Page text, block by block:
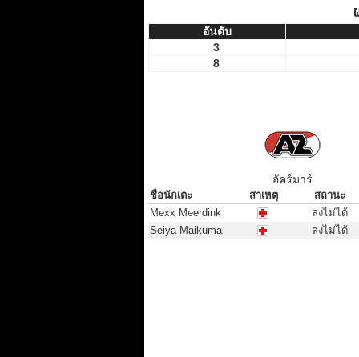
อันดับ
3
8
อันดับ
อัคร์มาร์
ชื่อนักเตะ สาเหตุ
สถานะ
Mexx Meerdink
ลงไม่ได้
Seiya Maikuma
ลงไม่ได้
ชื่อนักเตะ สาเหตุ สถานะ